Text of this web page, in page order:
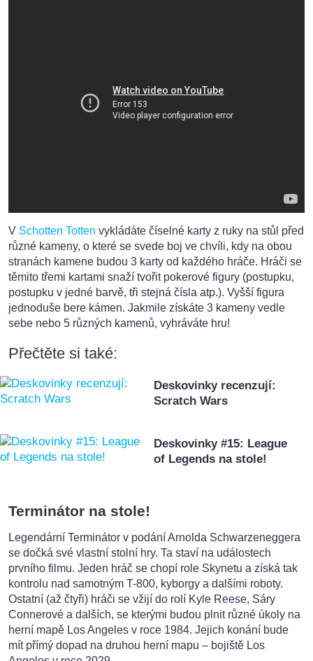
V Schotten Totten vykládáte číselné karty z ruky na stůl před
různé kameny, o které se svede boj ve chvíli, kdy na obou
stranách kamene budou 3 karty od každého hráče. Hráči se
těmito třemi kartami snaží tvořit pokerové figury (postupku,
postupku v jedné barvě, tři stejná čísla atp.). Vyšší figura
jednoduše bere kámen. Jakmile získáte 3 kameny vedle
sebe nebo 5 různých kamenů, vyhráváte hru!
Přečtěte si také:
Deskovinky recenzují:
Scratch Wars
Deskovinky #15: League
of Legends na stole!
Terminátor na stole!
Legendární Terminátor v podání Arnolda Schwarzeneggera
se dočká své vlastní stolní hry. Ta staví na událostech
prvního filmu. Jeden hráč se chopí role Skynetu a získá tak
kontrolu nad samotným T-800, kyborgy a dalšími roboty.
Ostatní (až čtyři) hráči se vžijí do rolí Kyle Reese, Sáry
Connerové a dalších, se kterými budou plnit různé úkoly na
herní mapě Los Angeles v roce 1984. Jejich konání bude
mít přímý dopad na druhou herní mapu – bojiště Los